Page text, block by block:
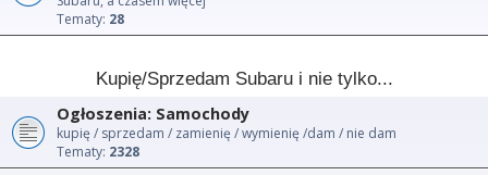
Tematy: 28
Kupię/Sprzedam Subaru i nie tylko...
Ogłoszenia: Samochody
kupię / sprzedam / zamienię / wymienię /dam / nie dam
Tematy: 2328